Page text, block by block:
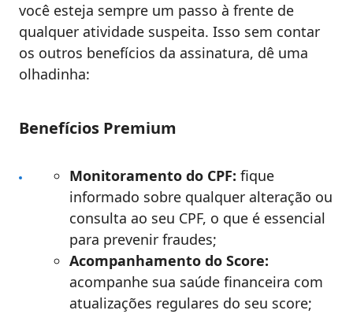
você esteja sempre um passo à frente de
qualquer atividade suspeita. Isso sem contar
os outros benefícios da assinatura, dê uma
olhadinha:
Benefícios Premium
Monitoramento do CPF: fique
informado sobre qualquer alteração ou
consulta ao seu CPF, o que é essencial
para prevenir fraudes;
Acompanhamento do Score:
acompanhe sua saúde financeira com
atualizações regulares do seu score;